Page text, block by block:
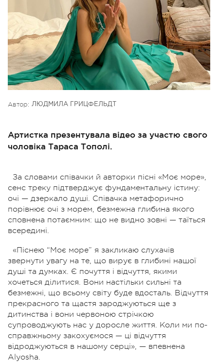
Автор: ЛЮДМИЛА ГРИЦФЕЛЬДТ
Артистка презентувала відео за участю свого
чоловіка Тараса Тополі.
За словами співачки й авторки пісні «Моє море»,
сенс треку підтверджує фундаментальну істину:
очі — дзеркало душі. Співачка метафорично
порівнює очі з морем, безмежна глибина якого
сповнена потаємним: що не видно зовні — таїться
всередині.
«Піснею “Моє море” я закликаю слухачів
звернути увагу на те, що вирує в глибині нашої
душі та думках. Є почуття і відчуття, якими
хочеться ділитися. Вони настільки сильні та
безмежні, що всьому світу буде вдосталь. Відчуття
прекрасного та щастя зароджуються ще з
дитинства і вони червоною стрічкою
супроводжують нас у доросле життя. Коли ми по-
справжньому закохуємося — ці відчуття
відроджуються в нашому серці», — впевнена
Alyosha.